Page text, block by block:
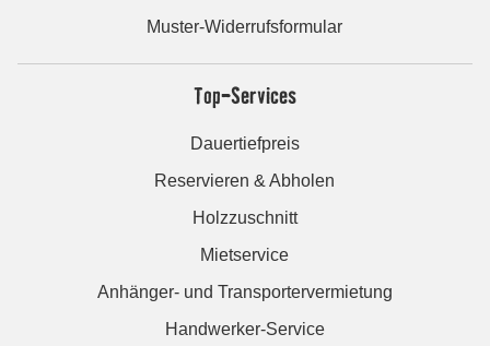
Muster-Widerrufsformular
Top-Services
Dauertiefpreis
Reservieren & Abholen
Holzzuschnitt
Mietservice
Anhänger- und Transportervermietung
Handwerker-Service